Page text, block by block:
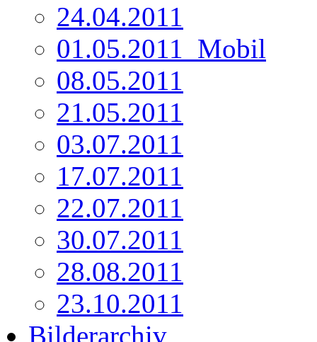
24.04.2011
01.05.2011_Mobil
08.05.2011
21.05.2011
03.07.2011
17.07.2011
22.07.2011
30.07.2011
28.08.2011
23.10.2011
Bilderarchiv